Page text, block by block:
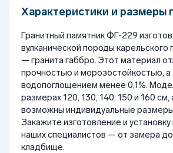
Характеристики и размеры
Гранитный памятник ФГ-229
вулканической породы
— гранита габбро. Этот материал
прочностью и морозостойкостью, а
водопоглощением менее 0,1%.
размерах 120, 130, 140, 150 и 160 см,
возможны индивидуальные размеры
Закажите изготовление и установку
наших специалистов — от замера
кладбище.